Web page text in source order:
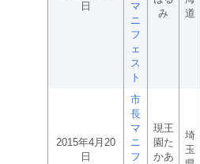
日
マ
ニ
フ
ェ
ス
ト
み
道
2015年4月20
日
市
長
マ
ニ
フ
現王
園た
かあ
埼
玉